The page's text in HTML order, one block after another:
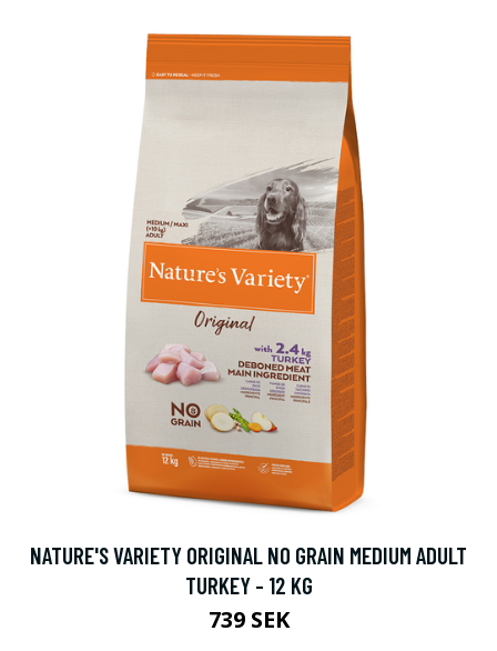
NATURE'S VARIETY ORIGINAL NO GRAIN MEDIUM ADULT
TURKEY - 12 KG
739 SEK